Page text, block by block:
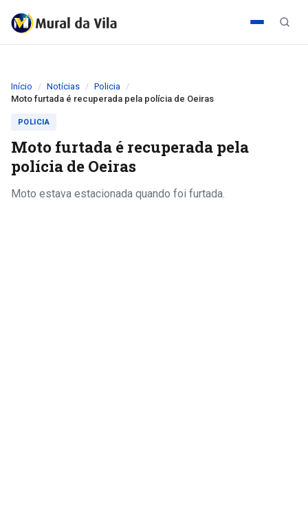
Início Notícias
Policia
Moto furtada é recuperada pela polícia de Oeiras
POLICIA
Moto furtada é recuperada pela
polícia de Oeiras
Moto estava estacionada quando foi furtada.